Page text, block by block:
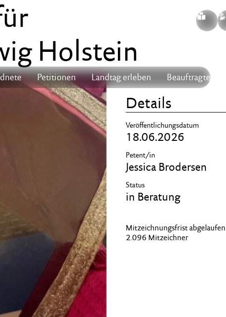
S G
Petitionen Landtag erleben Beauftragte
Holstein
Details
Veröffentlichungsdatum
18.06.2026
Petent/in
Jessica Brodersen
Status
in Beratung
Mitzeichnungs­frist abgelaufen
2.096 Mitzeichner